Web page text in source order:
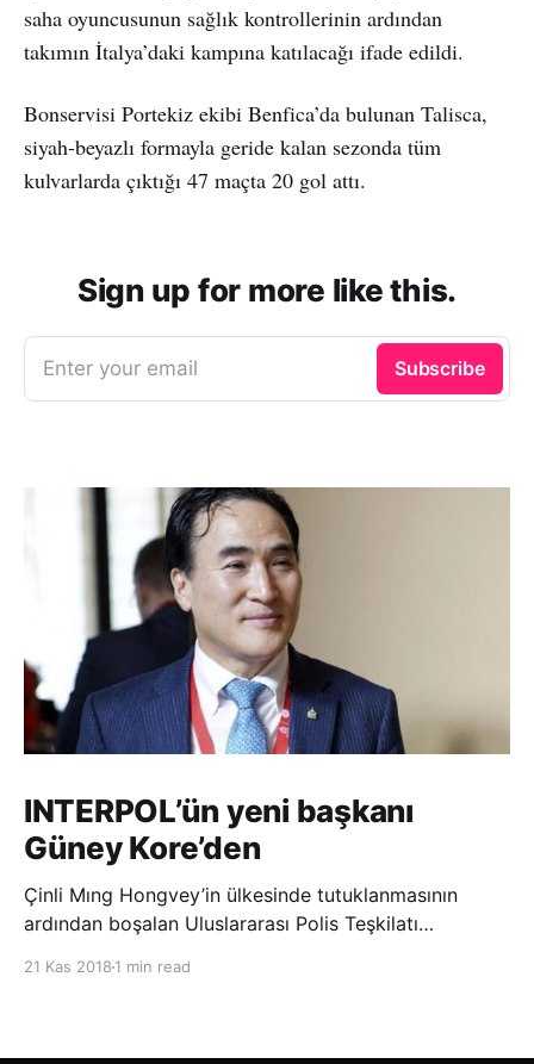
saha oyuncusunun sağlık kontrollerinin ardından
takımın İtalya’daki kampına katılacağı ifade edildi.
Bonservisi Portekiz ekibi Benfica’da bulunan Talisca,
siyah-beyazlı formayla geride kalan sezonda tüm
kulvarlarda çıktığı 47 maçta 20 gol attı.
Sign up for more like this.
Enter your email Subscribe
INTERPOL’ün yeni başkanı
Güney Kore’den
Çinli Mıng Hongvey’in ülkesinde tutuklanmasının
ardından boşalan Uluslararası Polis Teşkilatı
21 Kas 2018 1 min read